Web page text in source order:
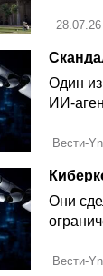
28.07.26
Один
ИИ-
Они